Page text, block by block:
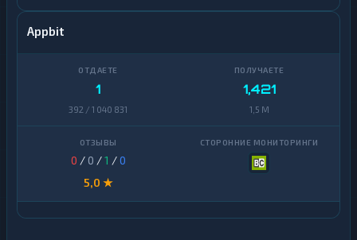
Appbit
1
392 / 1 040 831
1,421
1,5 M
0 / 0 /1 /0
5,0 ★